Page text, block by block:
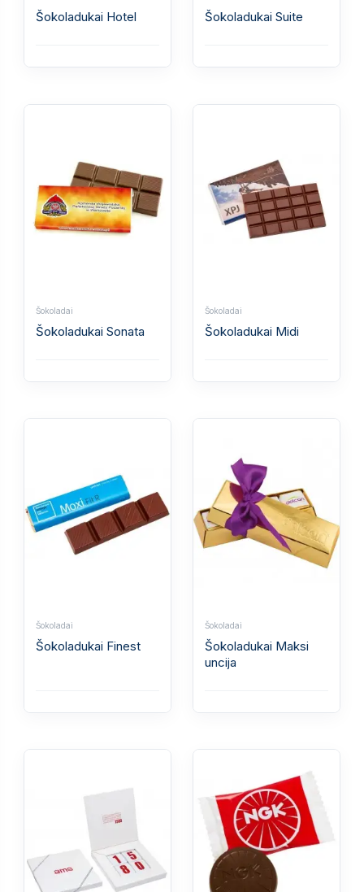
Šokoladukai Hotel Šokoladukai Suite
Šokoladai
Šokoladukai Sonata
Šokoladai
Šokoladukai Midi
Šokoladai
Šokoladukai Finest
Šokoladai
Šokoladukai Maksi
uncija